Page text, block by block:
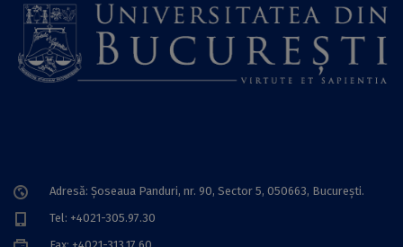
Adresă: Șoseaua Panduri, nr. 90, Sector 5, 050663, Bucureşti.
Tel: +4021-305.97.30